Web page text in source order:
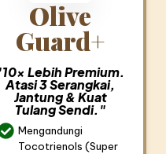
Olive
Guard+
Lebih Premium.
Atasi 3 Serangkai,
Jantung & Kuat
Tulang Sendi."
Mengandungi
Tocotrienols (Super